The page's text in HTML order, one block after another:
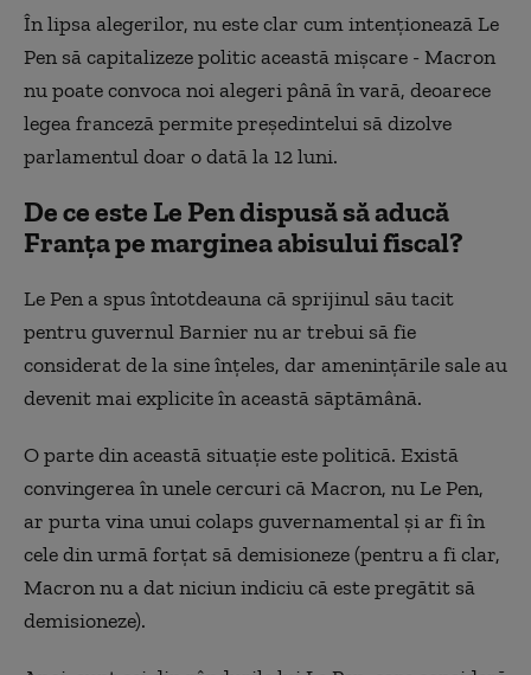
În lipsa alegerilor, nu este clar cum intenționează Le
Pen să capitalizeze politic această mișcare - Macron
nu poate convoca noi alegeri până în vară, deoarece
legea franceză permite președintelui să dizolve
parlamentul doar o dată la 12 luni.
De ce este Le Pen dispusă să aducă
Franța pe marginea abisului fiscal?
Le Pen a spus întotdeauna că sprijinul său tacit
pentru guvernul Barnier nu ar trebui să fie
considerat de la sine înțeles, dar amenințările sale au
devenit mai explicite în această săptămână.
O parte din această situație este politică. Există
convingerea în unele cercuri că Macron, nu Le Pen,
ar purta vina unui colaps guvernamental și ar fi în
cele din urmă forțat să demisioneze (pentru a fi clar,
Macron nu a dat niciun indiciu că este pregătit să
demisioneze).